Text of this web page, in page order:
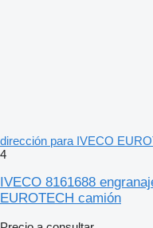
dirección para IVECO
4
IVECO 8161688
EUROTECH camión